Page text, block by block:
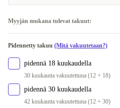
ei
Myyjän mukana tulevat takuut:
Pidennetty takuu (Mitä vakuutetaan?)
pidennä 18 kuukaudella
30 kuukautta vakuutettuna (12 + 18)
pidennä 30 kuukaudella
42 kuukautta vakuutettuna (12 + 30)